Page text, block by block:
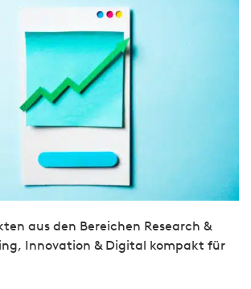
aus den Bereichen Research &
Innovation & Digital kompakt für